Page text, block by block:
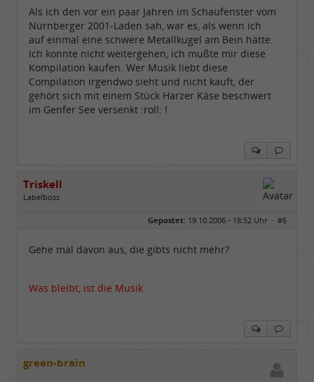
Als ich den vor ein paar Jahren im Schaufenster vom
Nürnberger 2001-Laden sah, war es, als wenn ich
auf einmal eine schwere Metallkugel am Bein hätte.
Ich konnte nicht weitergehen, ich mußte mir diese
Kompilation kaufen. Wer Musik liebt diese
Compilation irgendwo sieht und nicht kauft, der
gehört sich mit einem Stück Harzer Käse beschwert
im Genfer See versenkt :roll: !
Triskell
Labelboss
Dabei seit:
04 / 2006
Gepostet: 19.10.2006 - 18:52 Uhr · #6
Gehe mal davon aus, die gibts nicht mehr?
Was bleibt, ist die Musik.
green-brain